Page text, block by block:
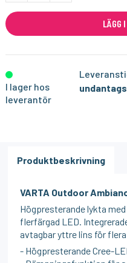
LÄGG
I lager hos
leverantör
Produktbeskrivning
VARTA Outdoor
Högpresterande lykta
flerfärgad LED.
avtagbar yttre lins för
- Högpresterande Cree-